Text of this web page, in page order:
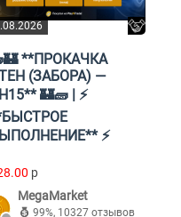
**ПРОКАЧКА
(ЗАБОРА) —
🏰🧱 | ⚡
⚡
p
MegaMarket
99%, 10327 отзывов